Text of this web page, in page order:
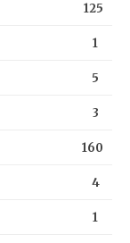
125
1
5
3
160
4
1